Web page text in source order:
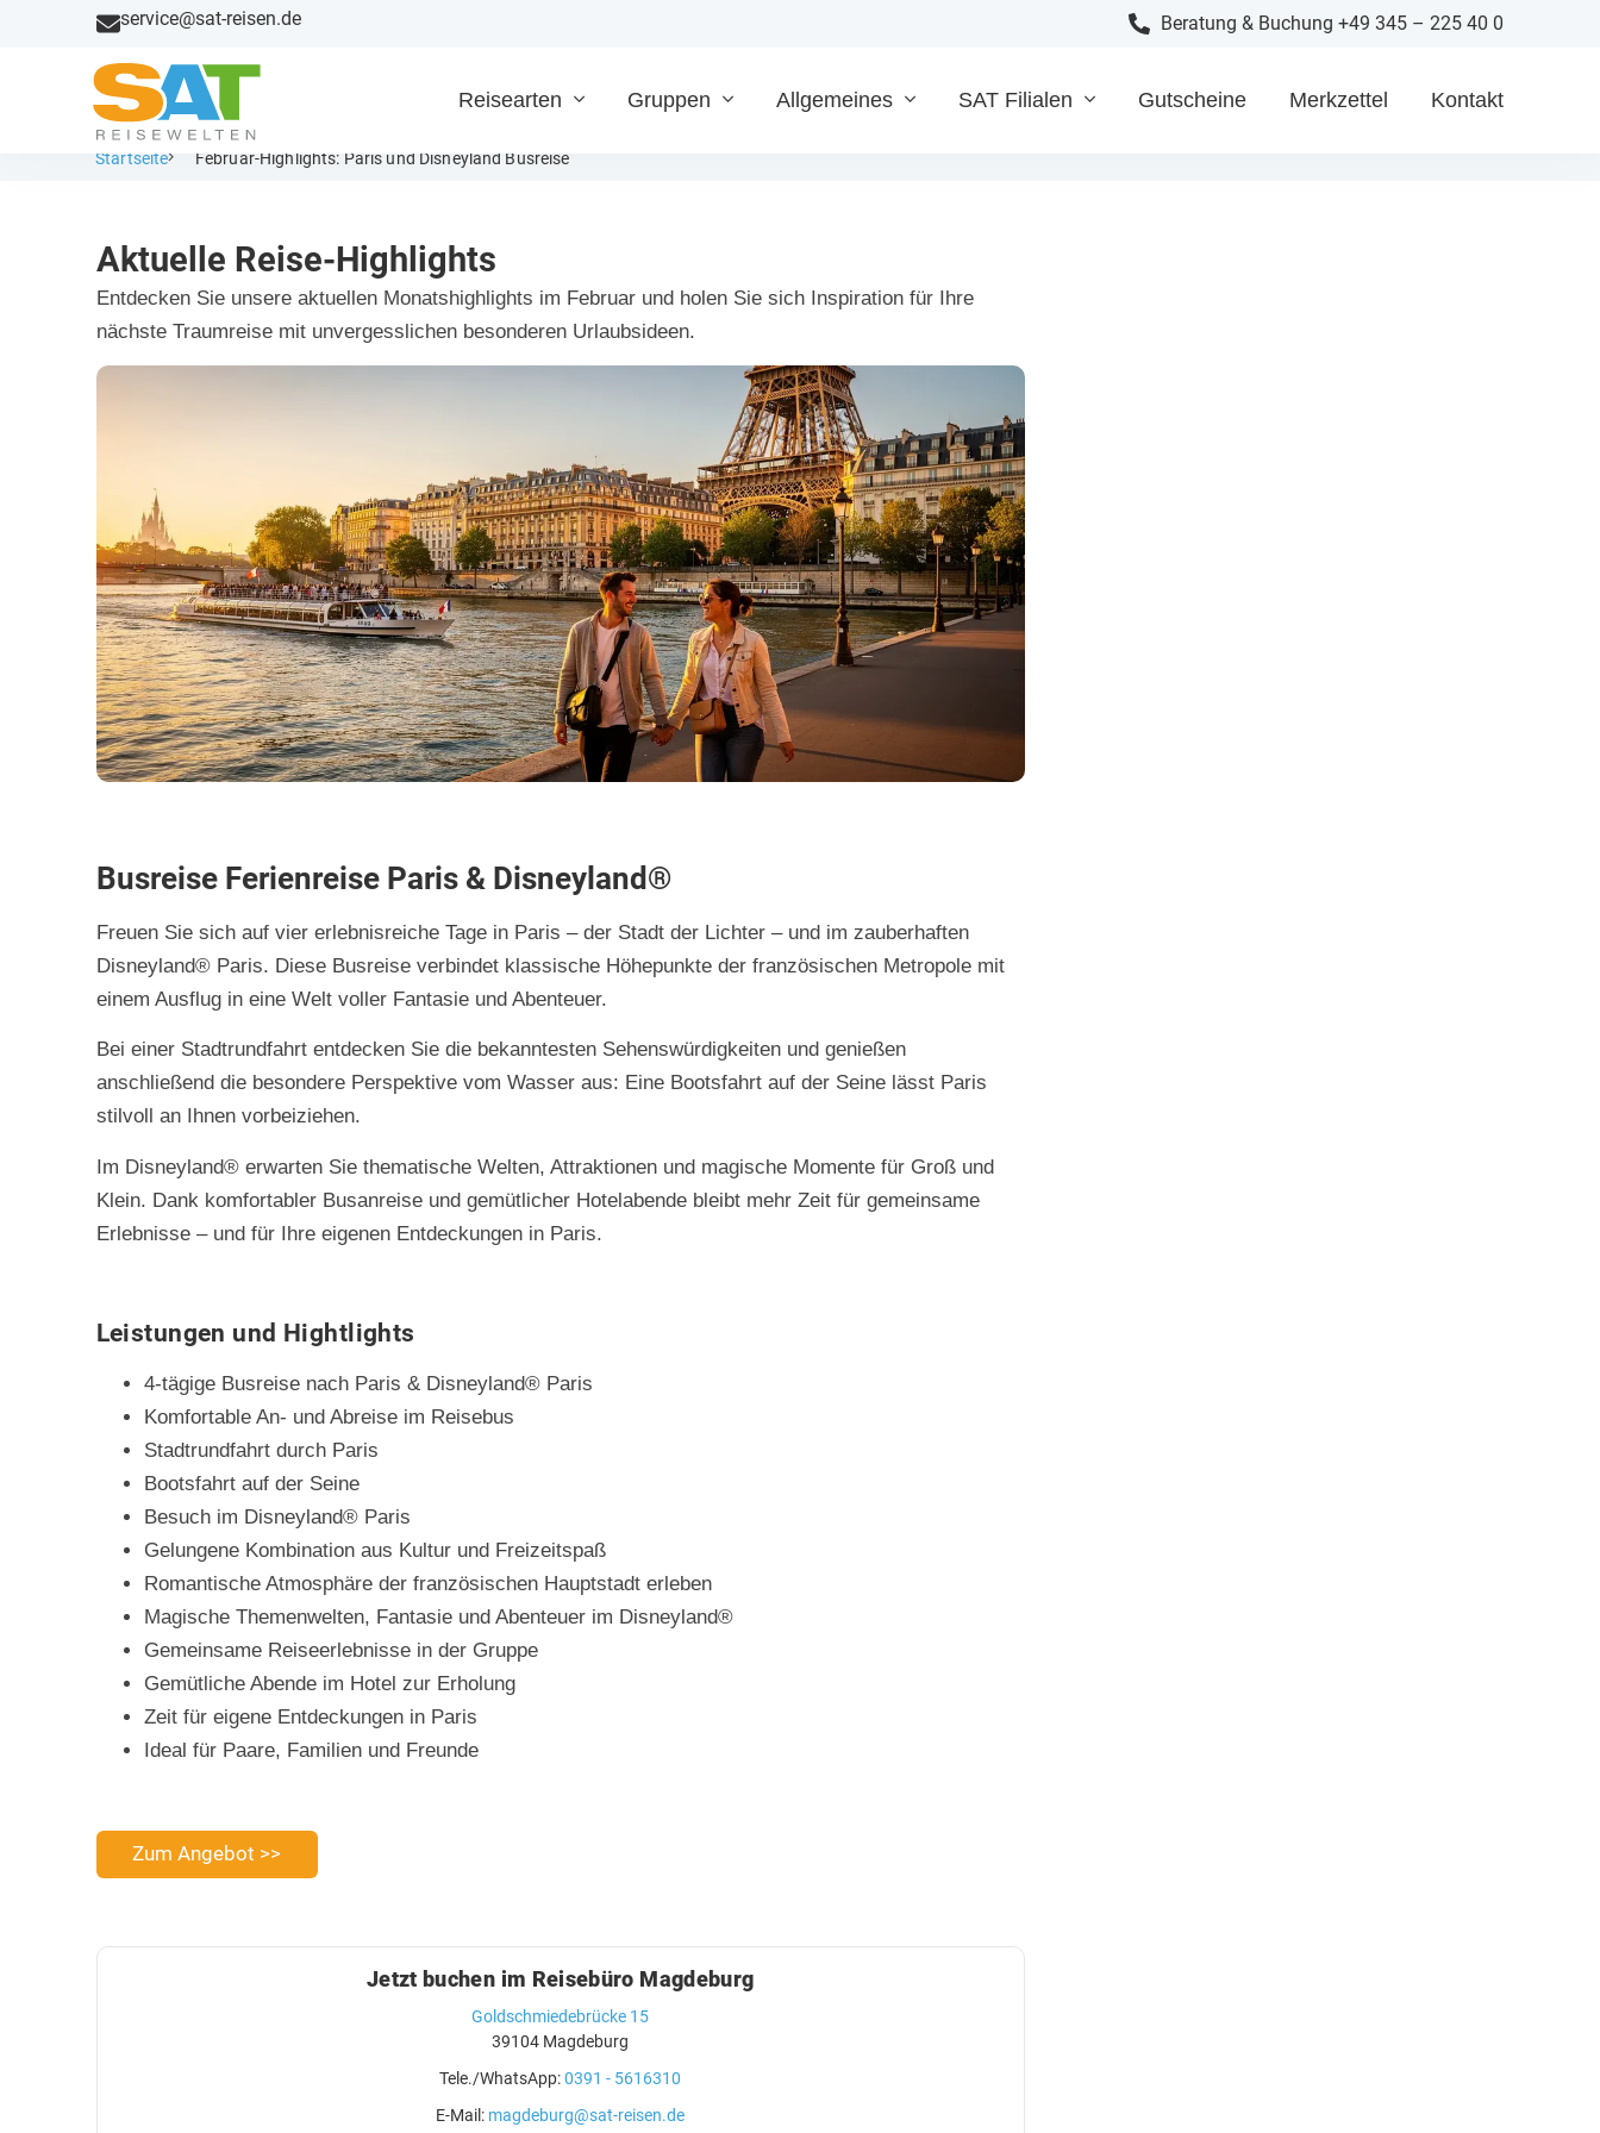
service@sat-reisen.de Beratung & Buchung +49 345 – 225 40 0
Reisearten Gruppen Allgemeines SAT Filialen Gutscheine Merkzettel Kontakt
Startseite Februar-Highlights: Paris und Disneyland Busreise
Aktuelle Reise-Highlights
Entdecken Sie unsere aktuellen Monatshighlights im Februar und holen Sie sich Inspiration für Ihre
nächste Traumreise mit unvergesslichen besonderen Urlaubsideen.
Busreise Ferienreise Paris & Disneyland®
Freuen Sie sich auf vier erlebnisreiche Tage in Paris – der Stadt der Lichter – und im zauberhaften
Disneyland® Paris. Diese Busreise verbindet klassische Höhepunkte der französischen Metropole mit
einem Ausflug in eine Welt voller Fantasie und Abenteuer.
Bei einer Stadtrundfahrt entdecken Sie die bekanntesten Sehenswürdigkeiten und genießen
anschließend die besondere Perspektive vom Wasser aus: Eine Bootsfahrt auf der Seine lässt Paris
stilvoll an Ihnen vorbeiziehen.
Im Disneyland® erwarten Sie thematische Welten, Attraktionen und magische Momente für Groß und
Klein. Dank komfortabler Busanreise und gemütlicher Hotelabende bleibt mehr Zeit für gemeinsame
Erlebnisse – und für Ihre eigenen Entdeckungen in Paris.
Leistungen und Hightlights
4-tägige Busreise nach Paris & Disneyland® Paris
Komfortable An- und Abreise im Reisebus
Stadtrundfahrt durch Paris
Bootsfahrt auf der Seine
Besuch im Disneyland® Paris
Gelungene Kombination aus Kultur und Freizeitspaß
Romantische Atmosphäre der französischen Hauptstadt erleben
Magische Themenwelten, Fantasie und Abenteuer im Disneyland®
Gemeinsame Reiseerlebnisse in der Gruppe
Gemütliche Abende im Hotel zur Erholung
Zeit für eigene Entdeckungen in Paris
Ideal für Paare, Familien und Freunde
Zum Angebot >>
Jetzt buchen im Reisebüro Magdeburg
Goldschmiedebrücke 15
39104 Magdeburg
Tele./WhatsApp:0391 - 5616310
E-Mail: magdeburg@sat-reisen.de